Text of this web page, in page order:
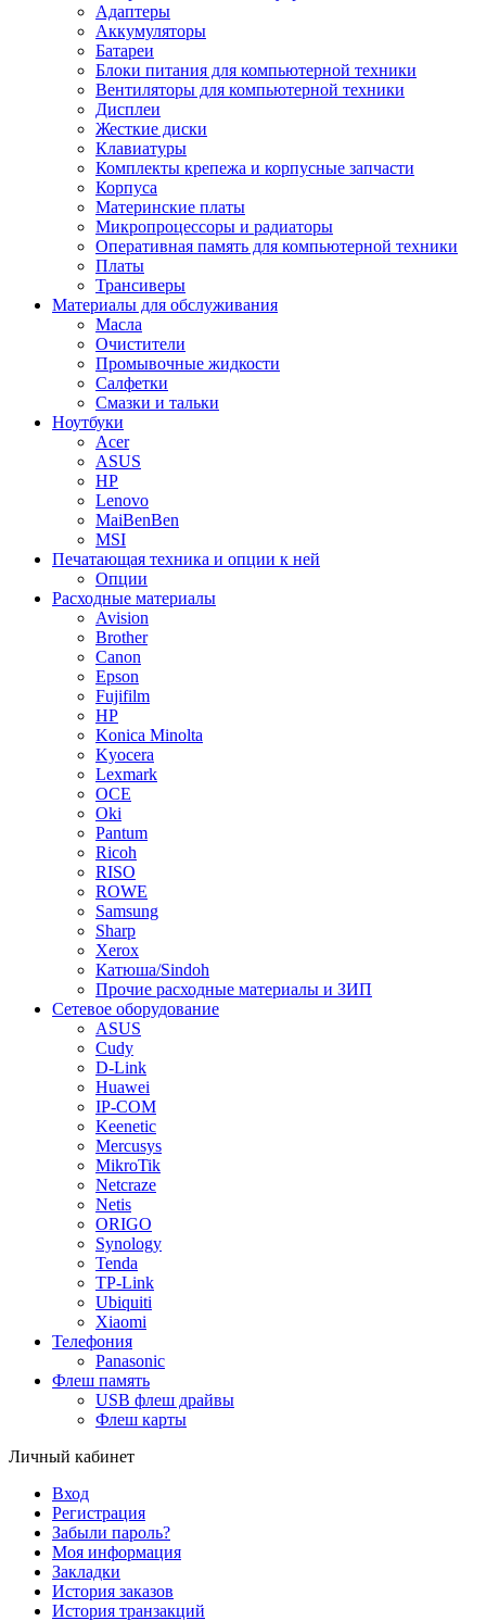
Адаптеры
Аккумуляторы
Батареи
Блоки питания для компьютерной техники
Вентиляторы для компьютерной техники
Дисплеи
Жесткие диски
Клавиатуры
Комплекты крепежа и корпусные запчасти
Корпуса
Материнские платы
Микропроцессоры и радиаторы
Оперативная память для компьютерной техники
Платы
Трансиверы
Материалы для обслуживания
Масла
Очистители
Промывочные жидкости
Салфетки
Смазки и тальки
Ноутбуки
Acer
ASUS
HP
Lenovo
MaiBenBen
MSI
Печатающая техника и опции к ней
Опции
Расходные материалы
Avision
Brother
Canon
Epson
Fujifilm
HP
Konica Minolta
Kyocera
Lexmark
OCE
Oki
Pantum
Ricoh
RISO
ROWE
Samsung
Sharp
Xerox
Катюша/Sindoh
Прочие расходные материалы и ЗИП
Сетевое оборудование
ASUS
Cudy
D-Link
Huawei
IP-COM
Keenetic
Mercusys
MikroTik
Netcraze
Netis
ORIGO
Synology
Tenda
TP-Link
Ubiquiti
Xiaomi
Телефония
Panasonic
Флеш память
USB флеш драйвы
Флеш карты
Личный кабинет
Вход
Регистрация
Забыли пароль?
Моя информация
Закладки
История заказов
История транзакций